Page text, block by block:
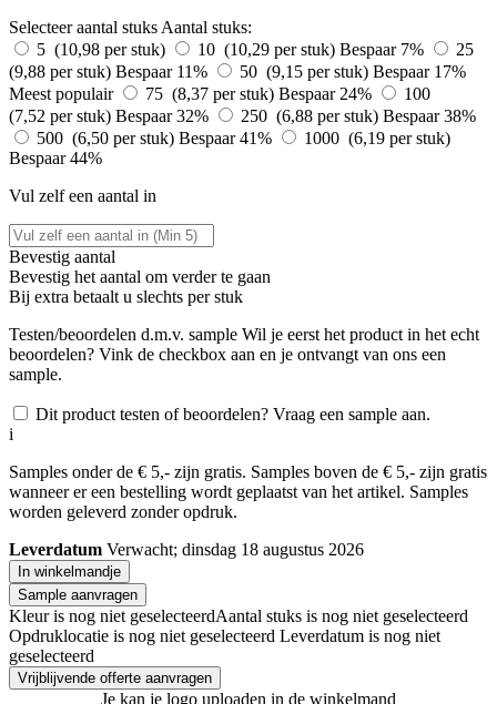
Selecteer aantal stuks Aantal stuks:
5 (10,98 per stuk)
10 (10,29 per stuk) Bespaar 7%
25
(9,88 per stuk) Bespaar 11% 50 (9,15 per stuk) Bespaar 17%
Meest populair
75 (8,37 per stuk) Bespaar 24%
100
(7,52 per stuk) Bespaar 32% 250 (6,88 per stuk) Bespaar 38%
500 (6,50 per stuk) Bespaar 41%
1000 (6,19 per stuk)
Bespaar 44%
Vul zelf een aantal in
Bevestig aantal
Bevestig het aantal om verder te gaan
Bij extra betaalt u slechts per stuk
Testen/beoordelen d.m.v. sample Wil je eerst het product in het echt
beoordelen? Vink de checkbox aan en je ontvangt van ons een
sample.
Dit product testen of beoordelen? Vraag een sample aan.
i
Samples onder de € 5,- zijn gratis. Samples boven de € 5,- zijn gratis
wanneer er een bestelling wordt geplaatst van het artikel. Samples
worden geleverd zonder opdruk.
Leverdatum Verwacht; dinsdag 18 augustus 2026
In winkelmandje
Sample aanvragen
Kleur is nog niet geselecteerdAantal stuks is nog niet geselecteerd
Opdruklocatie is nog niet geselecteerd Leverdatum is nog niet
geselecteerd
Vrijblijvende offerte aanvragen
Je kan je logo uploaden in de winkelmand